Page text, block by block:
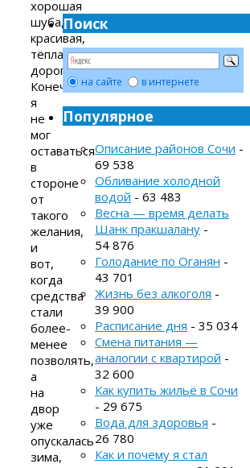
хорошая
шуба,
красивая,
тёплая,
дорогая!
Конечно,
я
не
мог
оставаться
в
стороне
от
такого
желания,
и
вот,
когда
средства
стали
более-
менее
позволять,
а
на
двор
уже
опускалась
зима,
Поиск
на сайте в интернете
Популярное
Описание районов Сочи -
69 538
Обливание холодной
водой - 63 483
Весна — время делать
Шанк пракшалану -
54 876
Голодание по Оганян -
43 701
Жизнь без алкоголя -
39 900
Расписание дня - 35 034
Смена питания —
аналогии с квартирой -
32 600
Как купить жильё в Сочи
- 29 675
Вода для здоровья -
26 780
Как и почему я стал